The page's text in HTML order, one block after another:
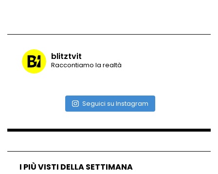
perde il controllo
Ucraina, ecco come gli F16 intercettano
blitztvit
Raccontiamo la realtà
Seguici su Instagram
I PIÙ VISTI DELLA SETTIMANA